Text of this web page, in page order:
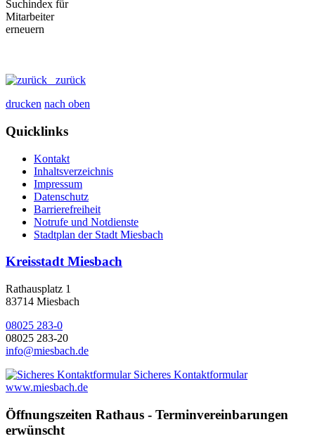
zurück
drucken nach oben
Quicklinks
Kontakt
Inhaltsverzeichnis
Impressum
Datenschutz
Barrierefreiheit
Notrufe und Notdienste
Stadtplan der Stadt Miesbach
Kreisstadt Miesbach
Rathausplatz 1
83714 Miesbach
08025 283-0
08025 283-20
info@miesbach.de
Sicheres Kontaktformular
www.miesbach.de
Öffnungszeiten Rathaus - Terminvereinbarungen
erwünscht